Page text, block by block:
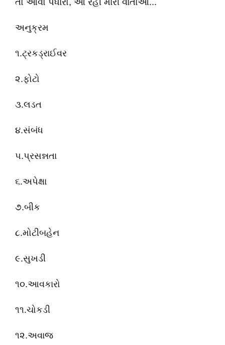
તો આવો પધારો, આ રહી મારી વાર્તાઓ...
અનુક્રમ
૧.ટ્રકડ્રાઈવર
૨.ફોટો
૩.લડત
૪.સંબંધ
૫.પ્રસન્નતા
૬.અપેક્ષા
૭.બીક
૮.મોટીબહેન
૯.સુખડી
૧૦.આવકારો
૧૧.ચોકડી
૧૨.અવાજ